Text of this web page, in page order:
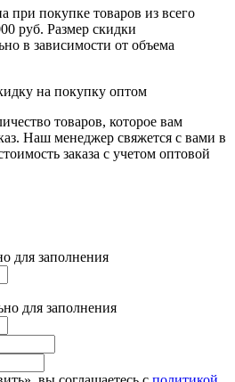
при покупке товаров из всего
руб. Размер скидки
в зависимости от объема
на покупку оптом
товаров, которое вам
Наш менеджер свяжется с вами в
заказа с учетом оптовой
для заполнения
для заполнения